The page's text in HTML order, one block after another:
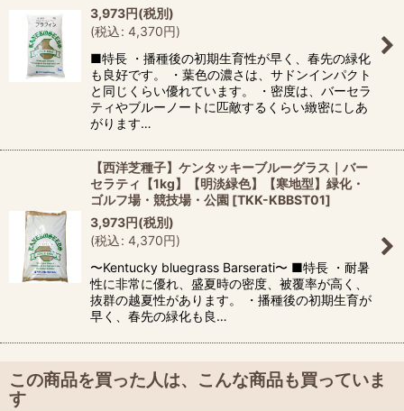
3,973円(税別)
(税込: 4,370円)
■特長 ・播種後の初期生育性が早く、春先の緑化
も良好です。 ・葉色の濃さは、サドンインパクト
と同じくらい優れています。 ・密度は、バーセラ
ティやブルーノートに匹敵するくらい緻密にしあ
がります…
【西洋芝種子】ケンタッキーブルーグラス｜バー
セラティ【1kg】【明淡緑色】【寒地型】緑化・
ゴルフ場・競技場・公園 [TKK-KBBST01]
3,973円(税別)
(税込: 4,370円)
〜Kentucky bluegrass Barserati〜 ■特長 ・耐暑
性に非常に優れ、盛夏時の密度、被覆率が高く、
抜群の越夏性があります。 ・播種後の初期生育が
早く、春先の緑化も良…
この商品を買った人は、こんな商品も買っていま
す